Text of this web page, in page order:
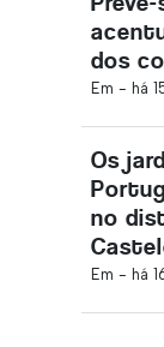
dos
Em - há
Os
no
Em - há